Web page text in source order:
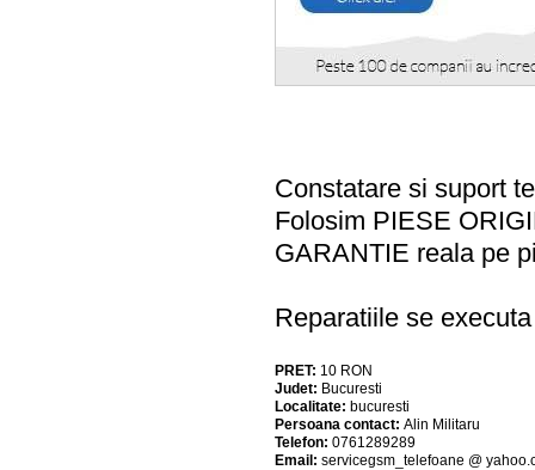
Constatare si suport
Folosim PIESE
GARANTIE reala pe
Reparatiile se
PRET: 10 RON
Judet: Bucuresti
Localitate: bucuresti
Persoana contact: Alin Militaru
Telefon: 0761289289
Email: servicegsm_telefoane @